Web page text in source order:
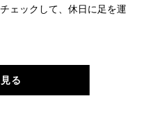
ェックして、休日に足を運
る